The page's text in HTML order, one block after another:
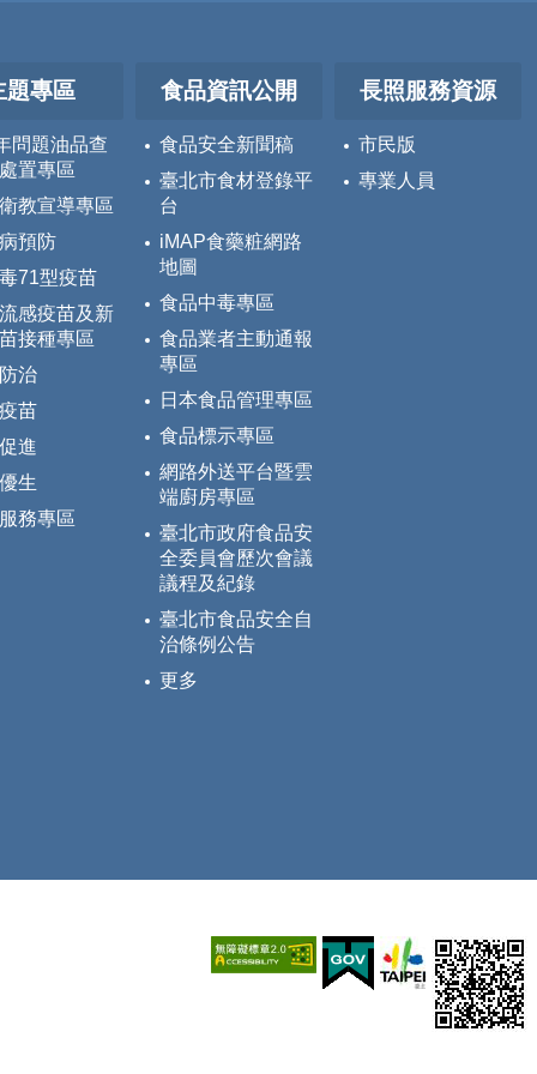
題專區
問題油品查
置專區
教宣導專區
預防
71型疫苗
感疫苗及新
接種專區
治
苗
進
生
務專區
食品資訊公開
食品安全新聞稿
臺北市食材登錄平
台
iMAP食藥粧網路
地圖
食品中毒專區
食品業者主動通報
專區
日本食品管理專區
食品標示專區
網路外送平台暨雲
端廚房專區
臺北市政府食品安
全委員會歷次會議
議程及紀錄
臺北市食品安全自
治條例公告
更多
長照服務資源
市民版
專業人員